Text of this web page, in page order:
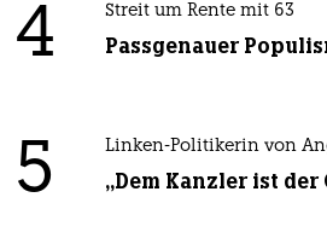
4 Streit um Rente mit 63
Passgenauer
5 Linken-Politikerin von
„Dem Kanzler ist der